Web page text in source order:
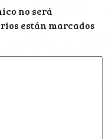
no será
están marcados